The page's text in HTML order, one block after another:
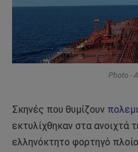
Photo -
Σκηνές που θυμίζουν
εκτυλίχθηκαν στα ανοιχτά
ελληνόκτητο φορτηγό πλοίο